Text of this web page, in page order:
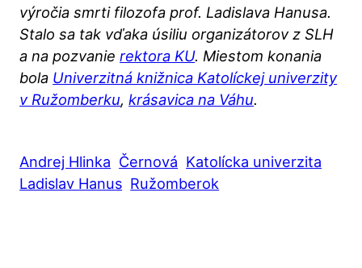
výročia smrti filozofa prof. Ladislava Hanusa.
Stalo sa tak vďaka úsiliu organizátorov z SLH
a na pozvanierektora KU. Miestom konania
bola Univerzitná knižnica Katolíckej univerzity
v Ružomberku,krásavica na Váhu.
Andrej Hlinka Černová Katolícka univerzita
Ladislav Hanus Ružomberok